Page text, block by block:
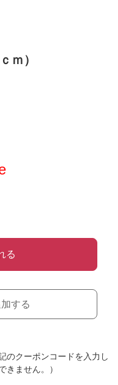
ｍ）
る
する
のクーポンコードを入力し
きません。）